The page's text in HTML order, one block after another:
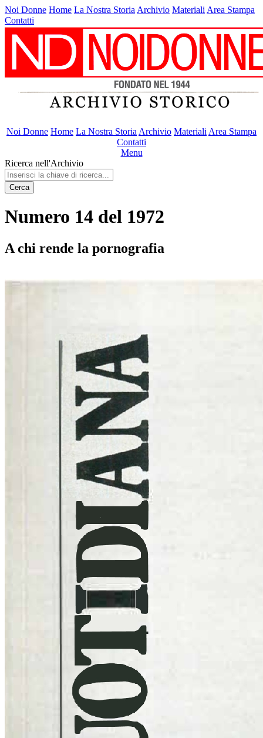
Noi Donne Home La Nostra Storia Archivio Materiali Area Stampa
Contatti
Noi Donne Home La Nostra Storia Archivio Materiali Area Stampa
Contatti
Menu
Ricerca nell'Archivio
Cerca
Numero 14 del 1972
A chi rende la pornografia